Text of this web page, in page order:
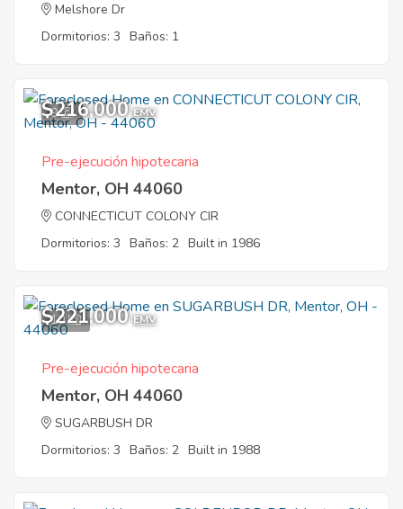
Melshore Dr
Dormitorios: 3 Baños: 1
9
$216,000 EMV
Pre-ejecución hipotecaria
Mentor, OH 44060
CONNECTICUT COLONY CIR
Dormitorios: 3 Baños: 2 Built in 1986
10
$221,000 EMV
Pre-ejecución hipotecaria
Mentor, OH 44060
SUGARBUSH DR
Dormitorios: 3 Baños: 2 Built in 1988